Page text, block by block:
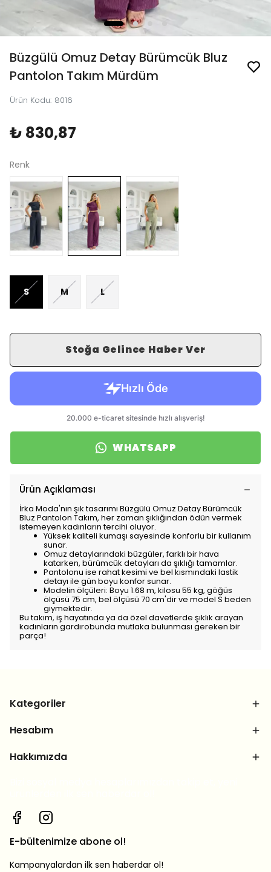
Büzgülü Omuz Detay Bürümcük Bluz
Pantolon Takım Mürdüm
Ürün Kodu: 8016
₺ 830,87
Renk
S M L
Stoğa Gelince Haber Ver
WHATSAPP
Ürün Açıklaması
İrka Moda'nın şık tasarımı Büzgülü Omuz Detay Bürümcük
Bluz Pantolon Takım, her zaman şıklığından ödün vermek
istemeyen kadınların tercihi oluyor.
Yüksek kaliteli kumaşı sayesinde konforlu bir kullanım
sunar.
Omuz detaylarındaki büzgüler, farklı bir hava
katarken, bürümcük detayları da şıklığı tamamlar.
Pantolonu ise rahat kesimi ve bel kısmındaki lastik
detayı ile gün boyu konfor sunar.
Modelin ölçüleri: Boyu 1.68 m, kilosu 55 kg, göğüs
ölçüsü 75 cm, bel ölçüsü 70 cm'dir ve model S beden
giymektedir.
Bu takım, iş hayatında ya da özel davetlerde şıklık arayan
kadınların gardırobunda mutlaka bulunması gereken bir
parça!
Kategoriler
Hesabım
Hakkımızda
E-bültenimize abone ol!
Kampanyalardan ilk sen haberdar ol!